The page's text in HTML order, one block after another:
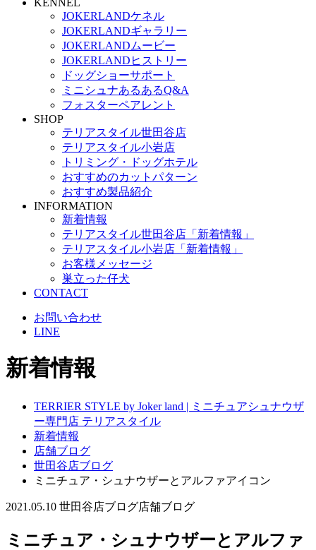
KENNEL
JOKERLANDケネル
JOKERLANDギャラリー
JOKERLANDムービー
JOKERLANDヒストリー
ドッグショーサポート
ミニシュナあるあるQ&A
フォスターペアレント
SHOP
テリアスタイル世田谷店
テリアスタイル小岩店
トリミング・ドッグホテル
おすすめのカットパターン
おすすめ製品紹介
INFORMATION
新着情報
テリアスタイル世田谷店「新着情報」
テリアスタイル小岩店「新着情報」
お客様メッセージ
巣立った仔犬
CONTACT
お問い合わせ
LINE
新着情報
TERRIER STYLE by Joker land | ミニチュアシュナウザ
ー専門店 テリアスタイル
新着情報
店舗ブログ
世田谷店ブログ
ミニチュア・シュナウザーとアルファアイコン
2021.05.10 世田谷店ブログ店舗ブログ
ミニチュア・シュナウザーとアルファ